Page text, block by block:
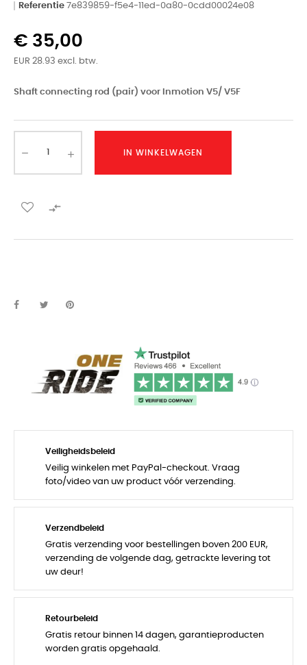
Referentie 7e839859-f5e4-11ed-0a80-0cdd00024e08
€ 35,00
EUR 28.93 excl. btw.
Shaft connecting rod (pair) voor Inmotion V5/ V5F
IN WINKELWAGEN

Veiligheidsbeleid
Veilig winkelen met PayPal-checkout. Vraag
foto/video van uw product vóór verzending.
Verzendbeleid
Gratis verzending voor bestellingen boven 200 EUR,
verzending de volgende dag, getrackte levering tot
uw deur!
Retourbeleid
Gratis retour binnen 14 dagen, garantieproducten
worden gratis opgehaald.